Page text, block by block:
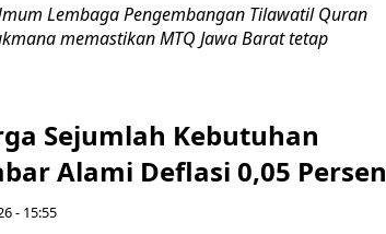
Lembaga Pengembangan Tilawatil Quran
memastikan MTQ Jawa Barat tetap
Sejumlah Kebutuhan
Alami Deflasi 0,05 Persen
- 15:55